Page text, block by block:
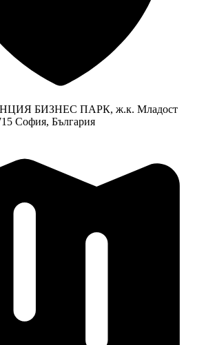
БИЗНЕС ПАРК, ж.к. Младост
София, България